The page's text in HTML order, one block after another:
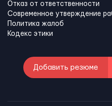
Отказ от ответственности
Современное утверждение
Политика жалоб
Кодекс этики
Добавить резюме